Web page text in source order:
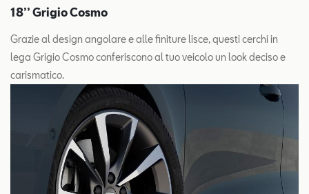
18’’ Grigio Cosmo
Grazie al design angolare e alle finiture lisce, questi cerchi in
lega Grigio Cosmo conferiscono al tuo veicolo un look deciso e
carismatico.